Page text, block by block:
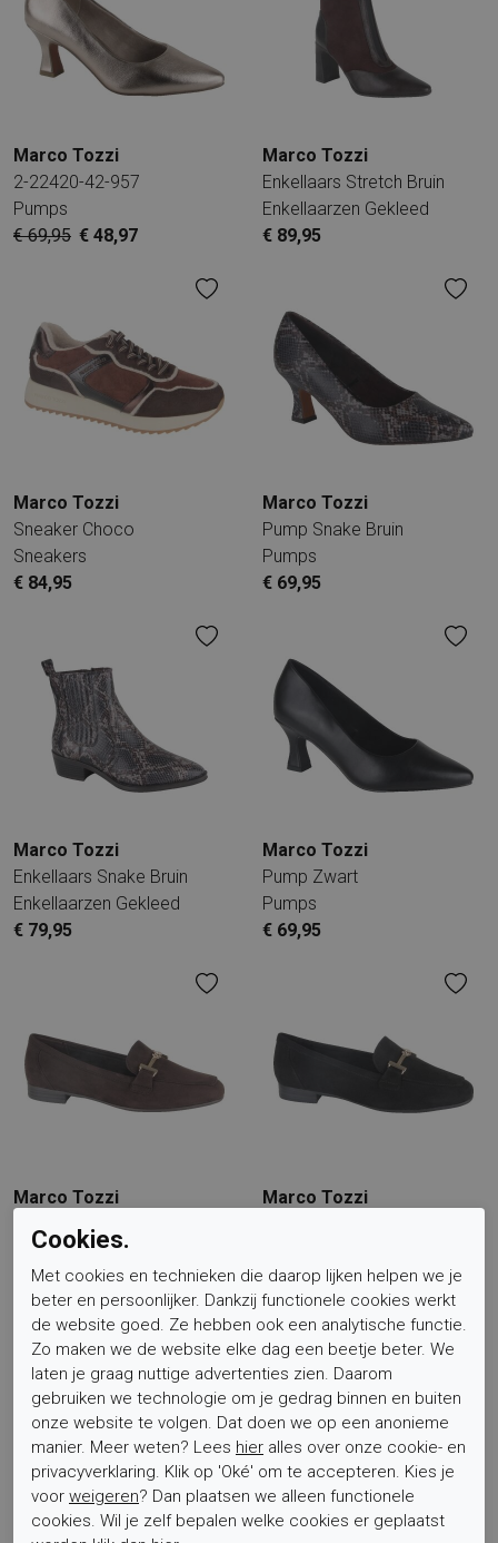
Marco Tozzi
2-22420-42-957
Pumps
€ 69,95 € 48,97
Marco Tozzi
Enkellaars Stretch Bruin
Enkellaarzen Gekleed
€ 89,95
Marco Tozzi
Sneaker Choco
Sneakers
€ 84,95
Marco Tozzi
Pump Snake Bruin
Pumps
€ 69,95
Marco Tozzi
Enkellaars Snake Bruin
Enkellaarzen Gekleed
€ 79,95
Marco Tozzi
Pump Zwart
Pumps
€ 69,95
Marco Tozzi
Loafer Donkerbruin
Instappers Gekleed
€ 69,95
Marco Tozzi
€ 69,95
Sale Sale
Cookies.
Met cookies en technieken die daarop lijken helpen we je
beter en persoonlijker. Dankzij functionele cookies werkt
de website goed. Ze hebben ook een analytische functie.
Zo maken we de website elke dag een beetje beter. We
laten je graag nuttige advertenties zien. Daarom
gebruiken we technologie om je gedrag binnen en buiten
onze website te volgen. Dat doen we op een anonieme
manier. Meer weten? Lees hier alles over onze cookie- en
privacyverklaring. Klik op 'Oké' om te accepteren. Kies je
voor weigeren? Dan plaatsen we alleen functionele
cookies. Wil je zelf bepalen welke cookies er geplaatst